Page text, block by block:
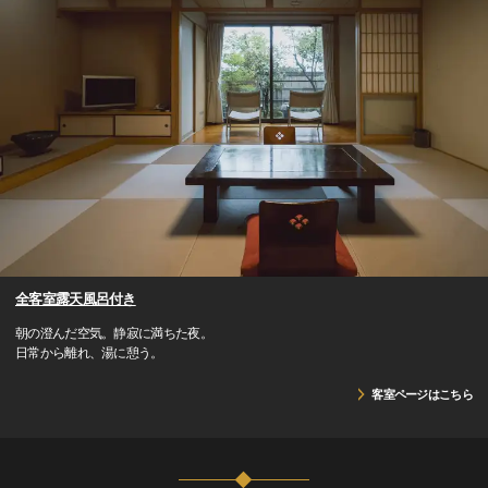
全客室露天風呂付き
朝の澄んだ空気。静寂に満ちた夜。
日常から離れ、湯に憩う。
客室ページはこちら